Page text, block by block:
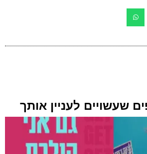
שעשויים לעניין אותך